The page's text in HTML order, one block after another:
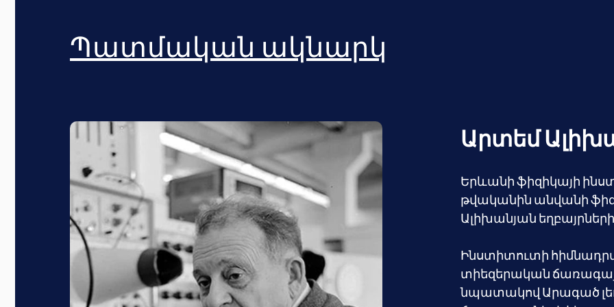
Պատմական ակնարկ
Արտեմ
Երևանի ֆիզիկայի
թվականին անվանի
Ալիխանյան
Ինստիտուտի
տիեզերական
նպատակով Արագած